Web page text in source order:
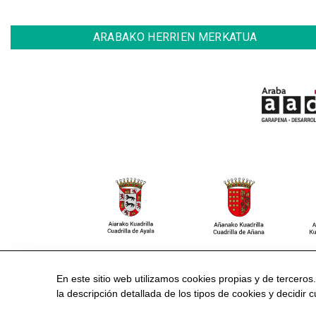
ARABAKO HERRIEN MERKATUA
CONTACTO